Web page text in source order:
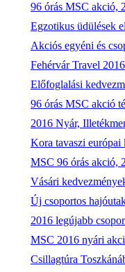
96 órás MSC akció,
Egzotikus üdülések
Akciós egyéni és
Fehérvár Travel
Előfoglalási
96 órás MSC akció
2016 Nyár,
Kora tavaszi európai
MSC 96 órás akció,
Vásári
Új csoportos
2016 legújabb
MSC 2016 nyári
Csillagtúra